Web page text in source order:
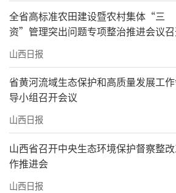
全省高标准农田建设暨农村集体“三
资”管理突出问题专项整治推进会议
山西日报
省黄河流域生态保护和高质量发展工
导小组召开会议
山西日报
山西省召开中央生态环境保护督察整
作推进会
山西日报